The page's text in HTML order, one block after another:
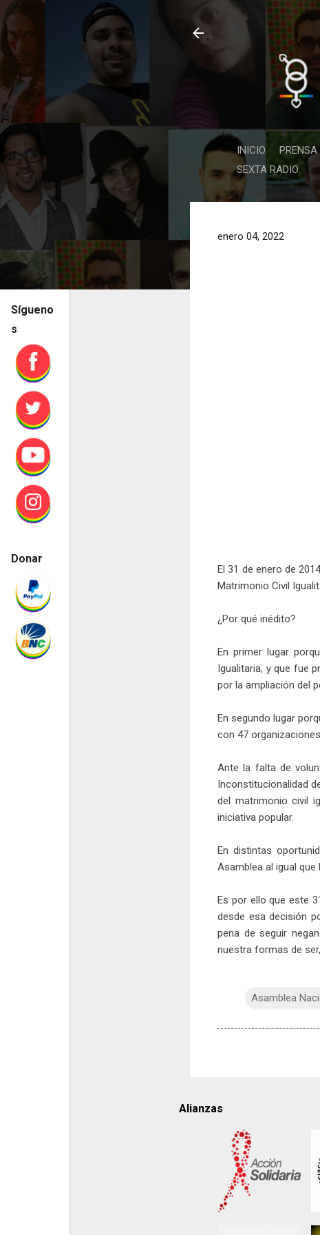
INICIO PRENSA
SEXTA RADIO
enero 04, 2022
El 31 de enero de
Matrimonio Civil
¿Por qué inédito?
En primer lugar
Igualitaria, y que fue
por la ampliación del
En segundo lugar
con 47
Ante la falta de
Inconstitucionalidad
del matrimonio civil
iniciativa popular.
En distintas
Asamblea al igual
Es por ello que este
desde esa decisión
pena de seguir
nuestra formas de
Asamblea
Alianzas
Sígueno
s
Donar